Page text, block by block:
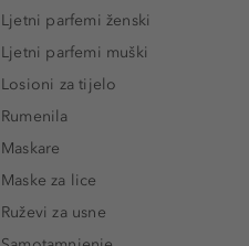
Ljetni parfemi ženski
Ljetni parfemi muški
Losioni za tijelo
Rumenila
Maskare
Maske za lice
Ruževi za usne